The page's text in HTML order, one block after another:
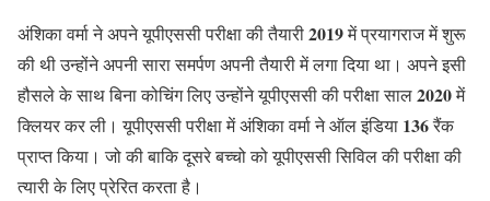
अंशिका वर्मा ने अपने यूपीएससी परीक्षा की तैयारी2019में प्रयागराज में शुरू
की थी उन्होंने अपनी सारा समर्पण अपनी तैयारी में लगा दिया था। अपने इसी
हौसले के साथ बिना कोचिंग लिए उन्होंने यूपीएससी की परीक्षा साल2020में
क्लियर कर ली। यूपीएससी परीक्षा में अंशिका वर्मा ने ऑल इंडिया 136रैंक
प्राप्त किया। जो की बाकि दूसरे बच्चो को यूपीएससी सिविल की परीक्षा की
त्यारी के लिए प्रेरित करता है।